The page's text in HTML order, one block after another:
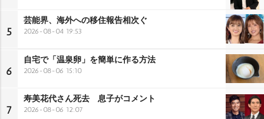
5
芸能界、海外への移住報告相次ぐ
2026-08-04 19:53
6
自宅で「温泉卵」を簡単に作る方法
2026-08-06 15:10
7
寿美花代さん死去 息子がコメント
2026-08-06 12:07